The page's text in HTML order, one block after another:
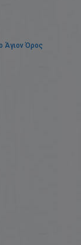
Άγιον Όρος